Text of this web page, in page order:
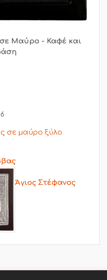
σε Μαύρο - Καφέ και
σε μαύρο ξύλο
Άγιος Στέφανος